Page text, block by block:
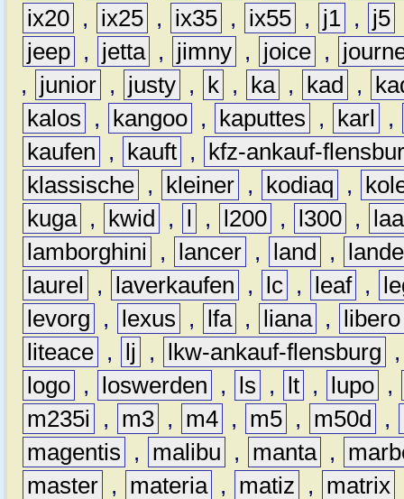
ix20 , ix25 , ix35 , ix55 , j1 , j5
jeep , jetta , jimny , joice ,
,
junior , justy , k , ka , kad ,
kalos
, kangoo , kaputtes , karl
,
kaufen
, kauft ,
kfz-ankauf-
klassische , kleiner , kodiaq ,
kuga , kwid , l , l200 , l300 ,
lamborghini
, lancer , land ,
laurel
, laverkaufen , lc , leaf ,
levorg
, lexus , lfa , liana ,
libero
liteace , lj , lkw-ankauf-flensburg
logo , loswerden , ls , lt , lupo ,
m235i
, m3 , m4 , m5 , m50d ,
magentis
, malibu , manta ,
master , materia , matiz , matrix